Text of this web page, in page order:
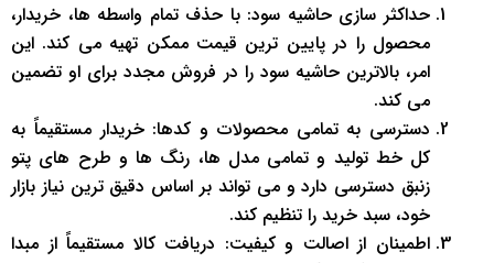
حداکثر سازی حاشیه سود: با حذف تمام واسطه ها، خریدار،
محصول را در پایین ترین قیمت ممکن تهیه می کند. این
امر، بالاترین حاشیه سود را در فروش مجدد برای او تضمین
می کند.
دسترسی به تمامی محصولات و کدها: خریدار مستقیماً به
کل خط تولید و تمامی مدل ها، رنگ ها و طرح های پتو
زنبق دسترسی دارد و می تواند بر اساس دقیق ترین نیاز بازار
خود، سبد خرید را تنظیم کند.
اطمینان از اصالت و کیفیت: دریافت کالا مستقیماً از مبدا